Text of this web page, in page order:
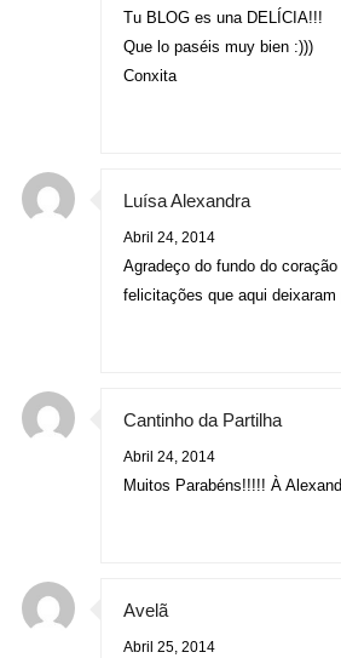
Tu BLOG es una DELÍCIA!!!
Que lo paséis muy bien :)))
Conxita
Luísa Alexandra
Abril 24, 2014
Agradeço do fundo do
felicitações que aqui deixaram
Cantinho da Partilha
Abril 24, 2014
Muitos Parabéns!!!!! À
Avelã
Abril 25, 2014